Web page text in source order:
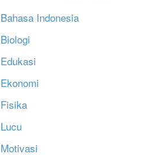
Bahasa Indonesia
Biologi
Edukasi
Ekonomi
Fisika
Lucu
Motivasi